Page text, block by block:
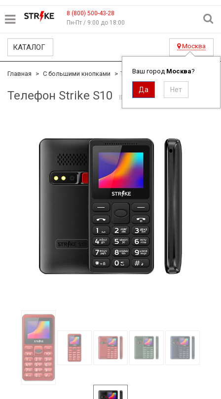
8 (800) 500-43-28
Пн-Пт / 9:00 до 18:00
КАТАЛОГ Москва
Ваш город Москва?
Главная С большими кнопками Телефон Strike S10
Телефон Strike S10 ID#1679